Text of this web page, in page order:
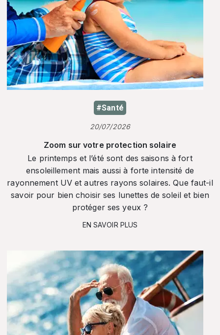
#Santé
20/07/2026
Zoom sur votre protection solaire
Le printemps et l’été sont des saisons à fort
ensoleillement mais aussi à forte intensité de
rayonnement UV et autres rayons solaires. Que faut-il
savoir pour bien choisir ses lunettes de soleil et bien
protéger ses yeux ?
EN SAVOIR PLUS